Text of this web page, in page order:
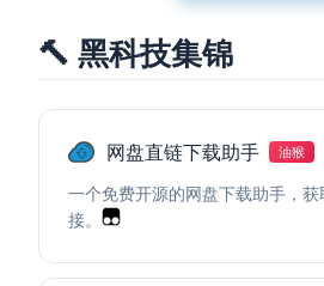
🔨 黑科技集锦
网盘直链下载助手 油猴
一个免费开源的网盘下载助手，
接。